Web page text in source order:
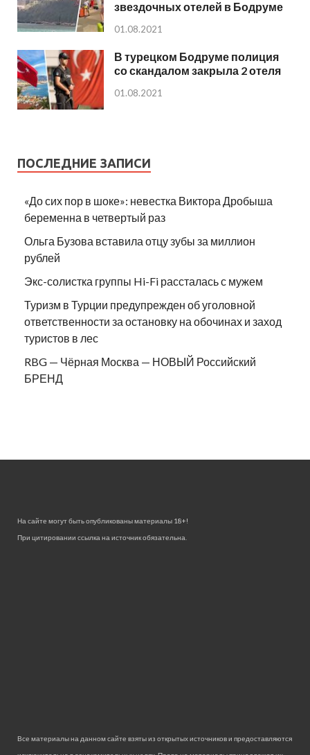
звездочных отелей в Бодруме
01.08.2021
В турецком Бодруме полиция
со скандалом закрыла 2 отеля
01.08.2021
ПОСЛЕДНИЕ ЗАПИСИ
«До сих пор в шоке»: невестка Виктора Дробыша
беременна в четвертый раз
Ольга Бузова вставила отцу зубы за миллион
рублей
Экс-солистка группы Hi-Fi рассталась с мужем
Туризм в Турции предупрежден об уголовной
ответственности за остановку на обочинах и заход
туристов в лес
RBG — Чёрная Москва — НОВЫЙ Российский
БРЕНД
На сайте могут быть опубликованы материалы 18+!
При цитировании ссылка на источник обязательна.
Все материалы на данном сайте взяты из открытых источников и предоставляются